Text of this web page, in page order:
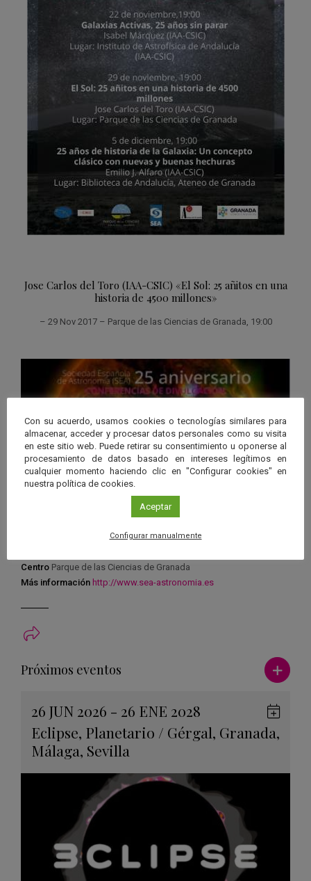
Jose Carlos del Toro (IAA-CSIC) «El Sol: 25 añitos en una
historia de 4500 millones»
– 29 Nov 2017 – Parque de las Ciencias de Granada, 19:00
Centro Parque de las Ciencias de Granada
Más información http://www.sea-astronomia.es
Próximos eventos Ver más
26 JUN 2026 - 26 ENE 2028
Eclipse, Planetario / Gérgal, Granada,
Málaga, Sevilla
en
Con su acuerdo, usamos cookies o tecnologías similares para
almacenar, acceder y procesar datos personales como su visita
en este sitio web. Puede retirar su consentimiento u oponerse al
procesamiento de datos basado en intereses legítimos en
cualquier momento haciendo clic en "Configurar cookies" en
nuestra política de cookies.
Aceptar
Configurar manualmente